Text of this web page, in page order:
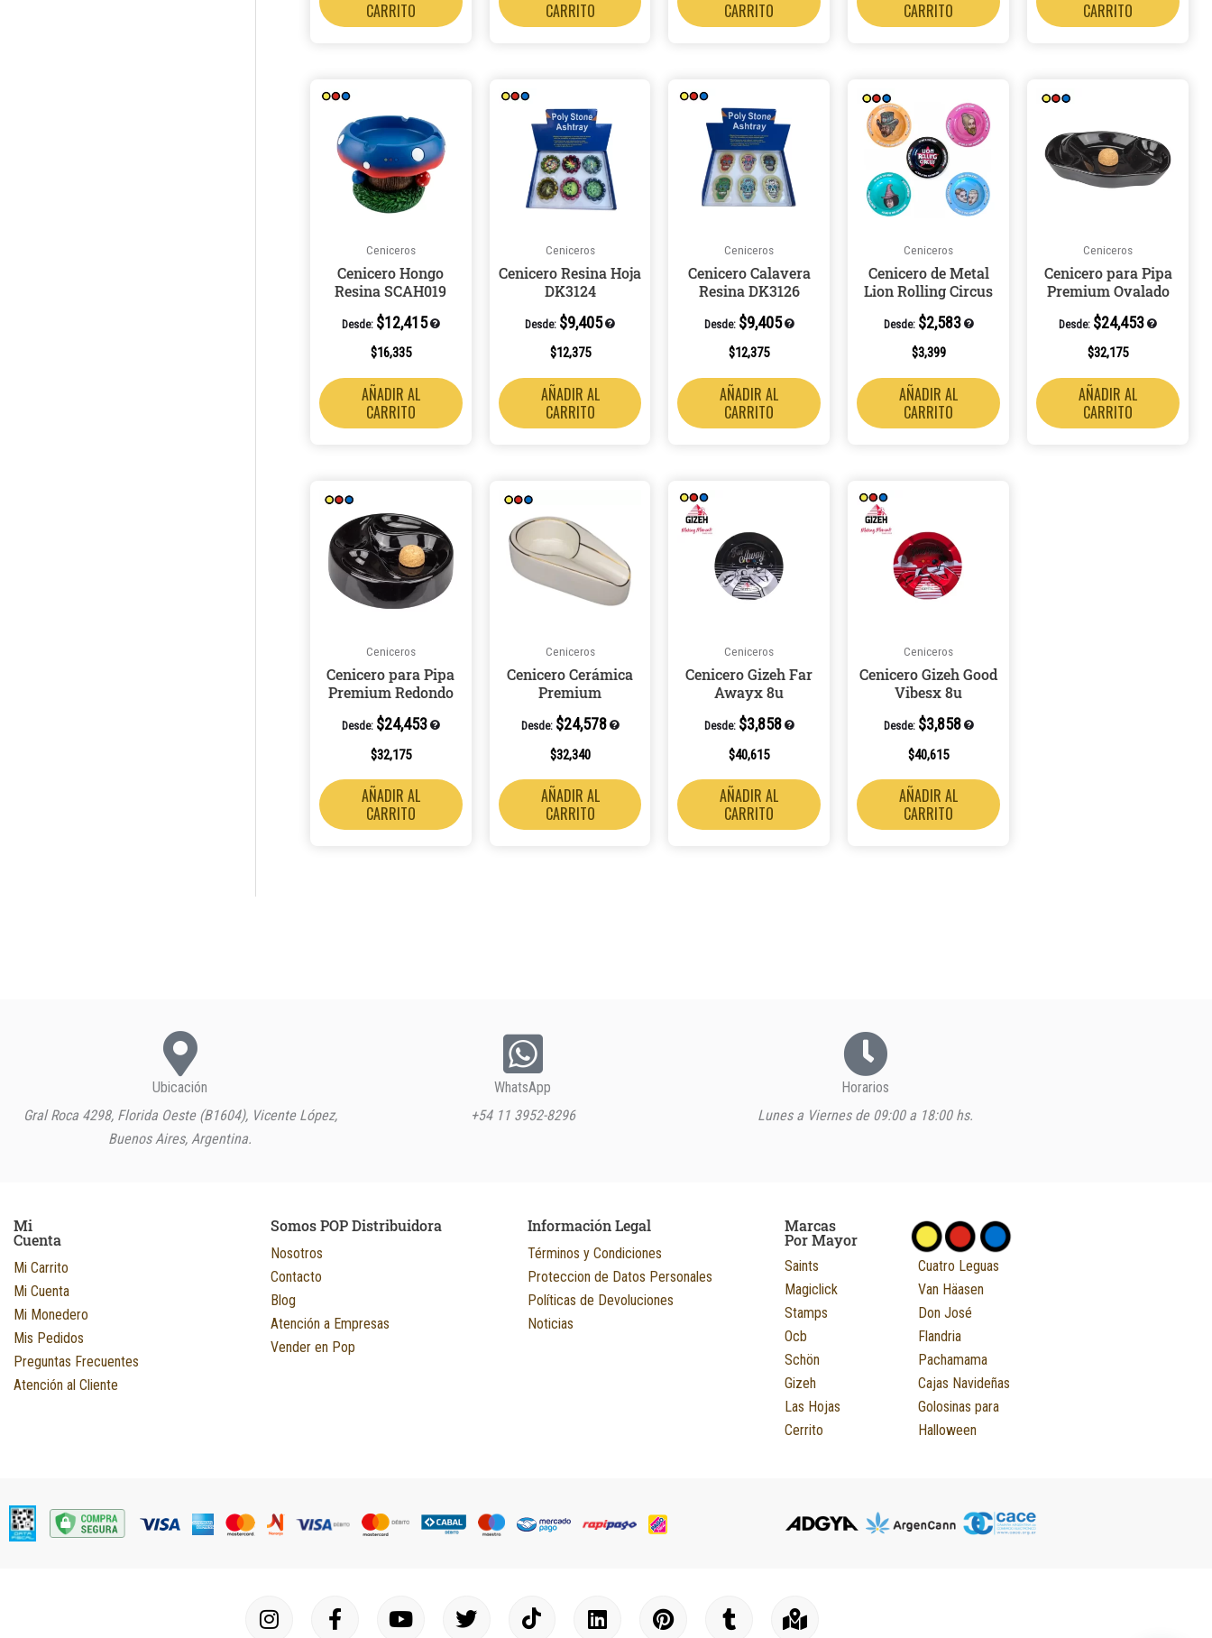
CARRITO
CARRITO
CARRITO
CARRITO
CARRITO
Ceniceros
Cenicero Hongo
Resina SCAH019
Desde: $12,415
$16,335
AÑADIR AL
CARRITO
Ceniceros
Cenicero Resina Hoja
DK3124
Desde: $9,405
$12,375
AÑADIR AL
CARRITO
Ceniceros
Cenicero Calavera
Resina DK3126
Desde: $9,405
$12,375
AÑADIR AL
CARRITO
Ceniceros
Cenicero de Metal
Lion Rolling Circus
Desde: $2,583
$3,399
AÑADIR AL
CARRITO
Ceniceros
Cenicero para Pipa
Premium Ovalado
Desde: $24,453
$32,175
AÑADIR AL
CARRITO
Ceniceros
Cenicero para Pipa
Premium Redondo
Desde: $24,453
$32,175
AÑADIR AL
CARRITO
Ceniceros
Cenicero Cerámica
Premium
Desde: $24,578
$32,340
AÑADIR AL
CARRITO
Ceniceros
Cenicero Gizeh Far
Awayx 8u
Desde: $3,858
$40,615
AÑADIR AL
CARRITO
Ceniceros
Cenicero Gizeh Good
Vibesx 8u
Desde: $3,858
$40,615
AÑADIR AL
CARRITO
Ubicación
Gral Roca 4298, Florida Oeste (B1604), Vicente López,
Buenos Aires, Argentina.
WhatsApp
+54 11 3952-8296
Horarios
Lunes a Viernes de 09:00 a 18:00 hs.
Mi
Cuenta
Mi Carrito
Mi Cuenta
Mi Monedero
Mis Pedidos
Preguntas Frecuentes
Atención al Cliente
Somos POP Distribuidora
Nosotros
Contacto
Blog
Atención a Empresas
Vender en Pop
Información Legal
Términos y Condiciones
Proteccion de Datos Personales
Políticas de Devoluciones
Noticias
Marcas
Por Mayor
Saints
Magiclick
Stamps
Ocb
Schön
Gizeh
Las Hojas
Cerrito
Cuatro Leguas
Van Häasen
Don José
Flandria
Pachamama
Cajas Navideñas
Golosinas para
Halloween
I
n
F
a
Y
o
T
w
I
c
L
i
P
i
T
u
M
a